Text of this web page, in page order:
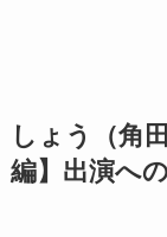
しょう（角
編】出演へ